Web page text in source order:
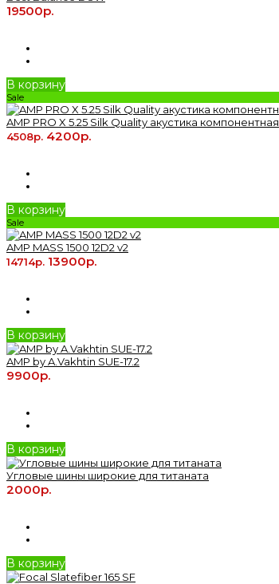
19500р.
В корзину
Sale
AMP PRO X 5.25 Silk Quality акустика компонентная
4508р. 4200р.
В корзину
Sale
AMP MASS 1500 12D2 v2
14714р. 13900р.
В корзину
AMP by A.Vakhtin SUE-17.2
9900р.
В корзину
Угловые шины широкие для титаната
2000р.
В корзину